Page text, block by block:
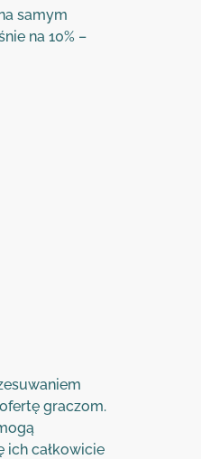
samym
na 10% –
graczom.
ich całkowicie